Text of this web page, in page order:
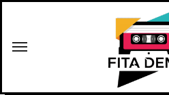
content